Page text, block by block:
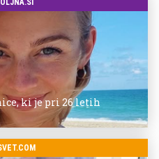
ki je pri 26 letih